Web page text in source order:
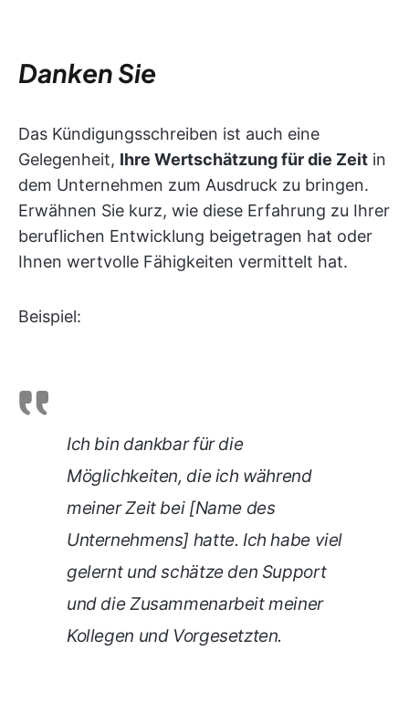
Danken Sie
Das Kündigungsschreiben ist auch eine
Gelegenheit, Ihre Wertschätzung für die Zeit in
dem Unternehmen zum Ausdruck zu bringen.
Erwähnen Sie kurz, wie diese Erfahrung zu Ihrer
beruflichen Entwicklung beigetragen hat oder
Ihnen wertvolle Fähigkeiten vermittelt hat.
Beispiel:
Ich bin dankbar für die
Möglichkeiten, die ich während
meiner Zeit bei [Name des
Unternehmens] hatte. Ich habe viel
gelernt und schätze den Support
und die Zusammenarbeit meiner
Kollegen und Vorgesetzten.